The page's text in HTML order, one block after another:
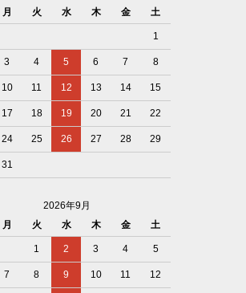
月 火 水 木 金 土
1
3 4 5 6 7 8
10 11 12 13 14 15
17 18 19 20 21 22
24 25 26 27 28 29
31
2026年9月
月 火 水 木 金 土
1 2 3 4 5
7 8 9 10 11 12